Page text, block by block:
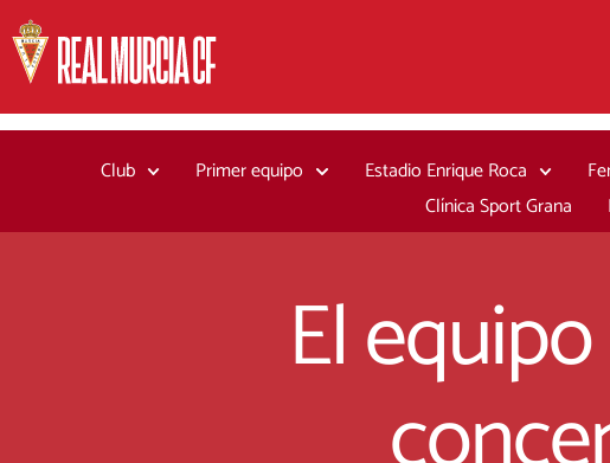
al
contenido
Club Primer equipo Estadio Enrique Roca
Clínica Sport Grana
El